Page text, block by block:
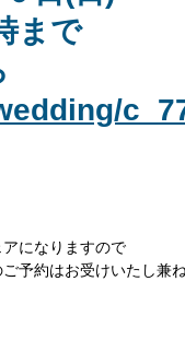
まで
になりますので
予約はお受けいたし兼